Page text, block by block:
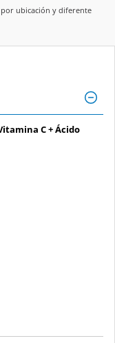
por ubicación y diferente
C + Ácido